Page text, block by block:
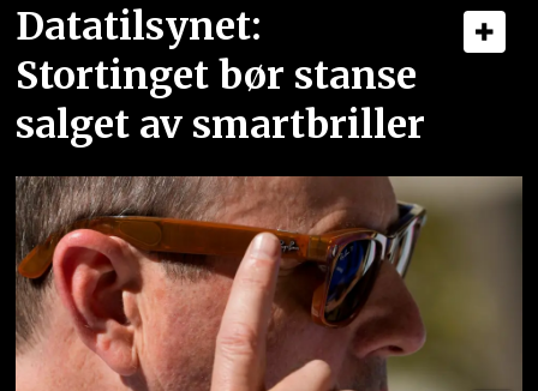
Datatilsynet:
Stortinget bør stanse
salget av smartbriller